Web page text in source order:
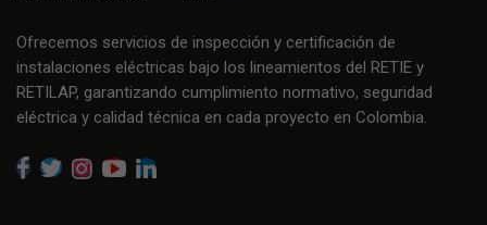
Ofrecemos servicios de inspección y certificación de
instalaciones eléctricas bajo los lineamientos del RETIE y
RETILAP, garantizando cumplimiento normativo, seguridad
eléctrica y calidad técnica en cada proyecto en Colombia.